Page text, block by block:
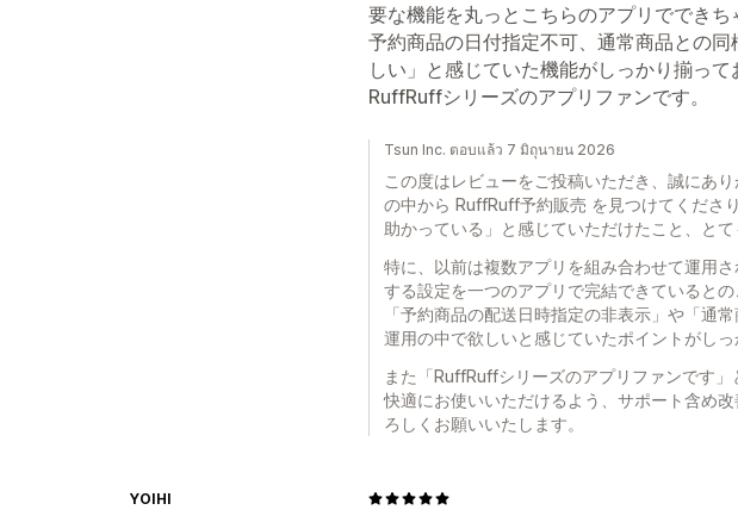
要な機能を丸っとこちらのアプリでできち
予約商品の日付指定不可、通常商品との
しい」と感じていた機能がしっかり揃って
RuffRuffシリーズのアプリファンです。
Tsun Inc. ตอบแล้ว 7 มิถุนายน 2026
この度はレビューをご投稿いただき、誠にあ
の中から RuffRuff予約販売 を見つけてくださ
助かっている」と感じていただけたこと、とて
特に、以前は複数アプリを組み合わせて運用
する設定を一つのアプリで完結できているとの
「予約商品の配送日時指定の非表示」や「通
運用の中で欲しいと感じていたポイントがし
また「RuffRuffシリーズのアプリファンです
快適にお使いいただけるよう、サポート含め
ろしくお願いいたします。
YOIHI